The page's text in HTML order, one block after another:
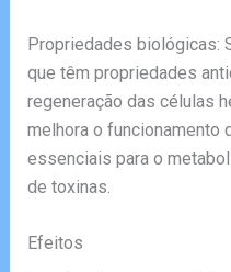
Propriedades biológicas:
que têm propriedades
regeneração das células
melhora o funcionamento
essenciais para o
de toxinas.
Efeitos